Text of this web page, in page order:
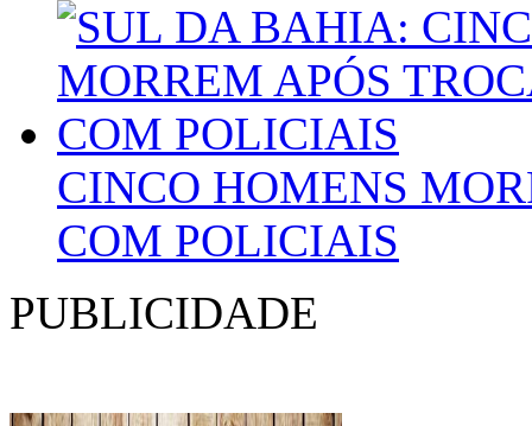
CINCO HOMENS
COM POLICIAIS
PUBLICIDADE